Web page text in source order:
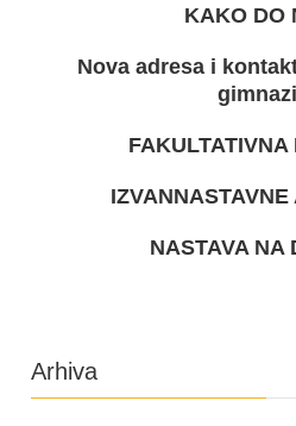
KAKO DO
Nova adresa i
FAKULTATIVNA
NASTAVA NA
Arhiva